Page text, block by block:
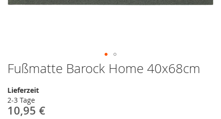
Fußmatte Barock Home 40x68cm
Lieferzeit
2-3 Tage
10,95 €
Zum
Anfang
der
Bildergalerie
springen